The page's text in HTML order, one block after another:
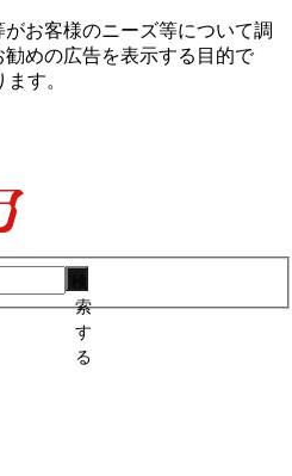
お客様のニーズ等について調
めの広告を表⽰する⽬的で
す。
索
す
る